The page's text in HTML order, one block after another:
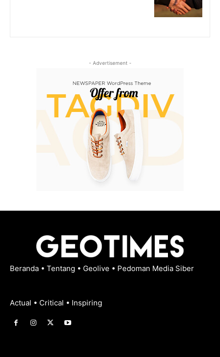
- Advertisement -
Beranda • Tentang • Geolive • Pedoman Media Siber
Actual • Critical • Inspiring